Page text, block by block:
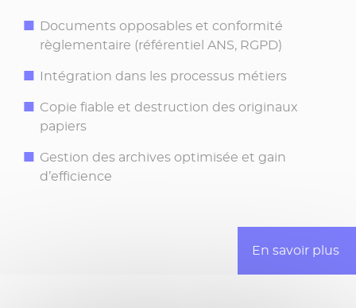
Documents opposables et conformité
règlementaire (référentiel ANS, RGPD)
Intégration dans les processus métiers
Copie fiable et destruction des originaux
papiers
Gestion des archives optimisée et gain
d’efficience
En savoir plus